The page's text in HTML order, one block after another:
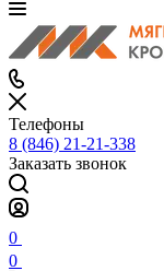
Телефоны
8 (846) 21-21-338
Заказать звонок
0
0